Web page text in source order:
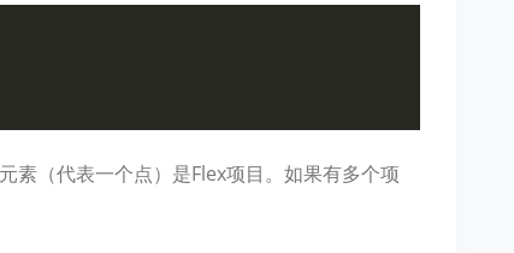
素（代表一个点）是Flex项目。如果有多个项